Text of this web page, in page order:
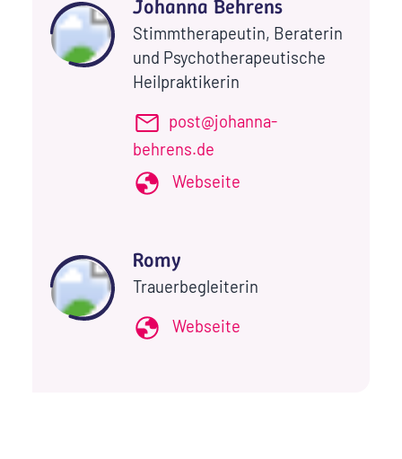
Johanna Behrens
Stimmtherapeutin, Beraterin
und Psychotherapeutische
Heilpraktikerin
post@johanna-
behrens.de
Webseite
Romy
Trauerbegleiterin
Webseite